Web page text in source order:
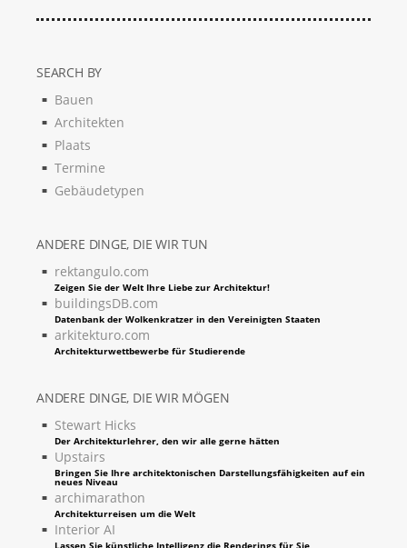
SEARCH BY
Bauen
Architekten
Plaats
Termine
Gebäudetypen
ANDERE DINGE, DIE WIR TUN
rektangulo.com
Zeigen Sie der Welt Ihre Liebe zur Architektur!
buildingsDB.com
Datenbank der Wolkenkratzer in den Vereinigten Staaten
arkitekturo.com
Architekturwettbewerbe für Studierende
ANDERE DINGE, DIE WIR MÖGEN
Stewart Hicks
Der Architekturlehrer, den wir alle gerne hätten
Upstairs
Bringen Sie Ihre architektonischen Darstellungsfähigkeiten auf ein
neues Niveau
archimarathon
Architekturreisen um die Welt
Interior AI